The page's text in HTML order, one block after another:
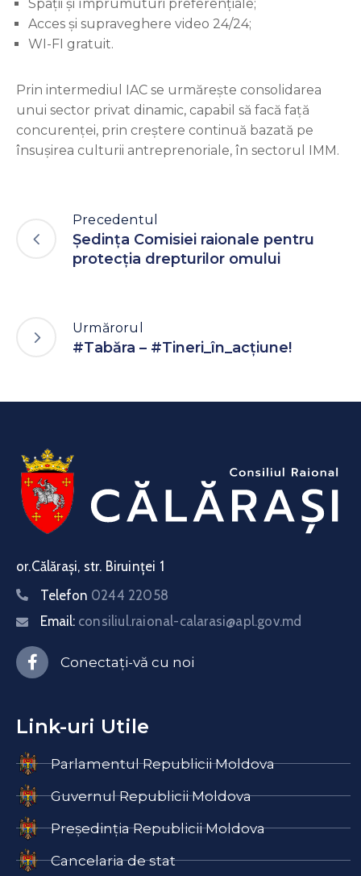
Spații și împrumuturi preferențiale;
Acces și supraveghere video 24/24;
WI-FI gratuit.
Prin intermediul IAC se urmărește consolidarea
unui sector privat dinamic, capabil să facă față
concurenței, prin creștere continuă bazată pe
însușirea culturii antreprenoriale, în sectorul IMM.
Precedentul
Ședința Comisiei raionale pentru
protecția drepturilor omului
Urmărorul
#Tabăra – #Tineri_în_acțiune!
or.Călărași, str. Biruinței 1
Telefon 0244 22058
Email: consiliul.raional-calarasi@apl.gov.md
Conectați-vă cu noi
Link-uri Utile
Parlamentul Republicii Moldova
Guvernul Republicii Moldova
Președinția Republicii Moldova
Cancelaria de stat